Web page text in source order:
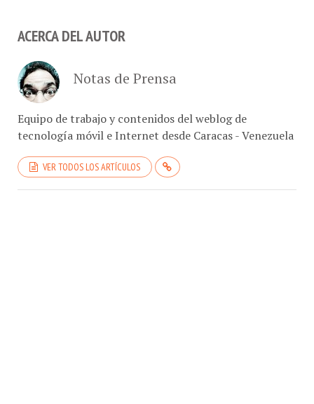
Equipo de trabajo y contenidos del weblog de
tecnología móvil e Internet desde Caracas - Venezuela